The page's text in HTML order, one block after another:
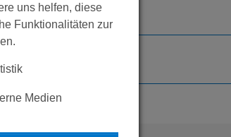
uns helfen, diese
Funktionalitäten zur
Medien